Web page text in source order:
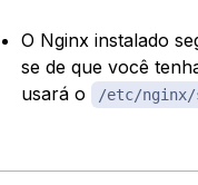
O Nginx instalado
se de que você
usará o
/etc/